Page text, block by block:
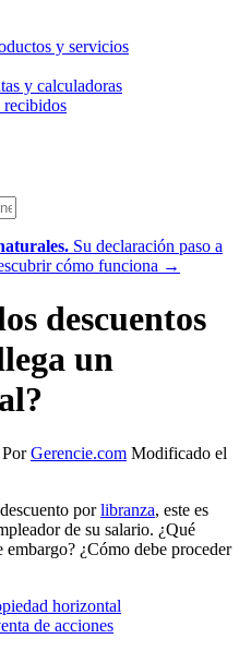
y servicios
y calculadoras
recibidos
Su declaración paso a
cómo funciona →
descuentos
un
PorGerencie.com Modificado el
porlibranza, este es
de su salario. ¿Qué
¿Cómo debe proceder
horizontal
de acciones